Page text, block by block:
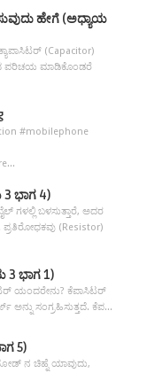
ಹೇಗೆ (ಅಧ್ಯಾಯ
(Capacitor)
ಪರಿಚಯ ಮಾಡಿಕೊಂಡರೆ
#mobilephone
ಭಾಗ 4)
ಗಳಲ್ಲಿ ಬಳಸುತ್ತಾರೆ, ಅದರ
(Resistor)
3 ಭಾಗ 1)
ಯಂದರೇನು? ಕೆಪಾಸಿಟರ್
ಅನ್ನು ಸಂಗ್ರಹಿಸುತ್ತದೆ. ಕೆಪ...
5)
ನ ಚಿಹ್ನೆ ಯಾವುದು,